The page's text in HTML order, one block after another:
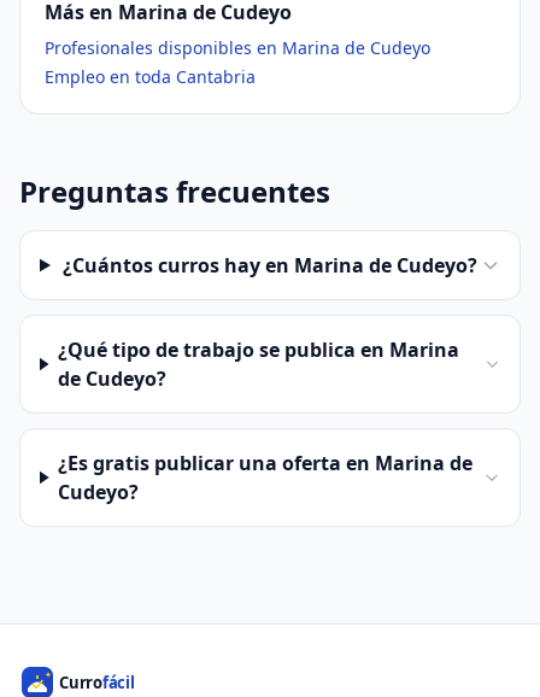
Más en Marina de Cudeyo
Profesionales disponibles en Marina de Cudeyo
Empleo en toda Cantabria
Preguntas frecuentes
¿Cuántos curros hay en Marina de Cudeyo?
¿Qué tipo de trabajo se publica en Marina
de Cudeyo?
¿Es gratis publicar una oferta en Marina de
Cudeyo?